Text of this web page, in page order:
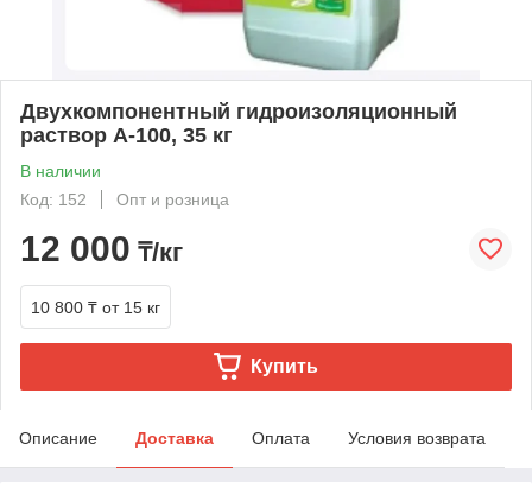
Двухкомпонентный гидроизоляционный
раствор А-100, 35 кг
В наличии
Код: 152
Опт и розница
12 000 ₸/кг
10 800 ₸ от 15 кг
Купить
Описание Доставка Оплата Условия возврата